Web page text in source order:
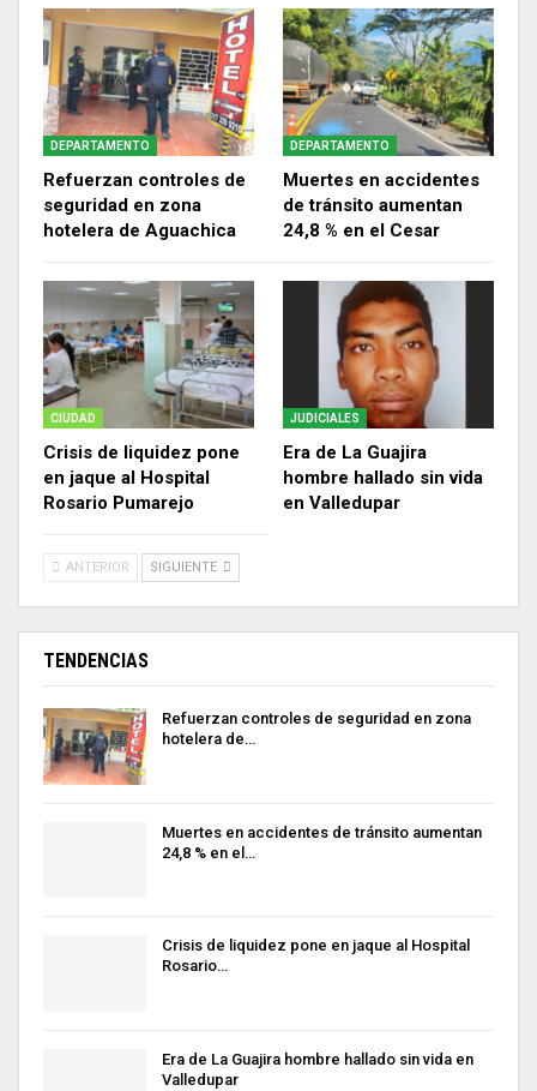
DEPARTAMENTO
Refuerzan controles de
seguridad en zona
hotelera de Aguachica
DEPARTAMENTO
Muertes en accidentes
de tránsito aumentan
24,8 % en el Cesar
CIUDAD
Crisis de liquidez pone
en jaque al Hospital
Rosario Pumarejo
JUDICIALES
Era de La Guajira
hombre hallado sin vida
en Valledupar
ANTERIOR SIGUIENTE
TENDENCIAS
Refuerzan controles de seguridad en zona
hotelera de…
Muertes en accidentes de tránsito aumentan
24,8 % en el…
Crisis de liquidez pone en jaque al Hospital
Rosario…
Era de La Guajira hombre hallado sin vida en
Valledupar